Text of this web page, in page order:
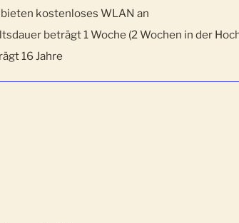
kostenloses WLAN an
beträgt 1 Woche (2 Wochen in der
16 Jahre